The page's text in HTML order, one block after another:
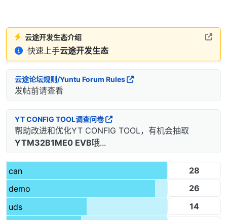
云途开发生态介绍
快速上手云途开发生态
云途论坛规则/Yuntu Forum Rules
发帖前请查看
YT CONFIG TOOL调查问卷
帮助改进和优化YT CONFIG TOOL，有机会抽取
YTM32B1ME0 EVB哦...
can
28
demo
26
uds
14